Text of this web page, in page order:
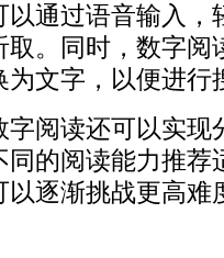
通过语音输入，
。同时，数字阅
文字，以便进行
阅读还可以实现
的阅读能力推荐
逐渐挑战更高难